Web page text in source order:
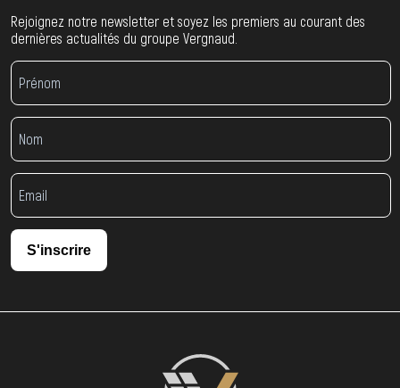
Rejoignez notre newsletter et soyez les premiers au courant des
dernières actualités du groupe Vergnaud.
S'inscrire